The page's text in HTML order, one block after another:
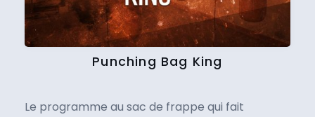
Punching Bag King
Le programme au sac de frappe qui fait